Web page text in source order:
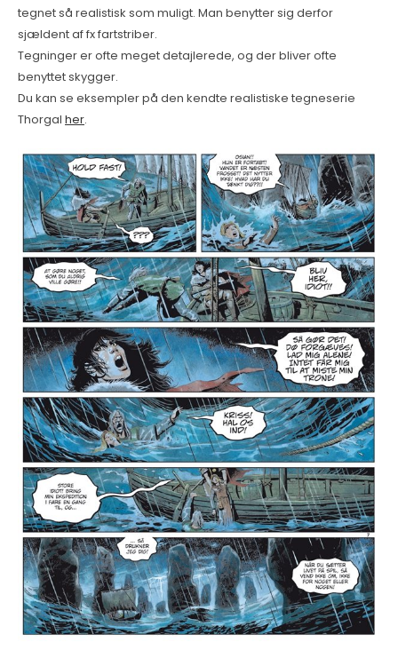
tegnet så realistisk som muligt. Man benytter sig derfor
sjældent af fx fartstriber.
Tegninger er ofte meget detajlerede, og der bliver ofte
benyttet skygger.
Du kan se eksempler på den kendte realistiske tegneserie
Thorgal her.